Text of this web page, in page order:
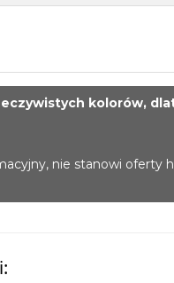
kolorów,
nie stanowi oferty